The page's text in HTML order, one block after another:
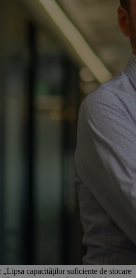
capacităților suficiente de stocare